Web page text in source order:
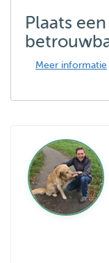
Plaats
Meer informatie